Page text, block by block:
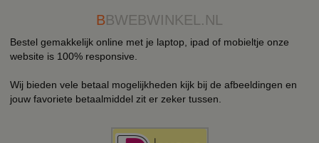
BBWEBWINKEL.NL
Bestel gemakkelijk online met je laptop, ipad of mobieltje onze
website is 100% responsive.
Wij bieden vele betaal mogelijkheden kijk bij de afbeeldingen en
jouw favoriete betaalmiddel zit er zeker tussen.